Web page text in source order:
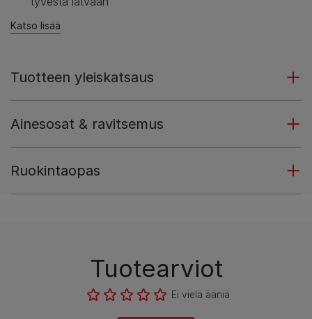
Katso lisää
Tuotteen yleiskatsaus
Ainesosat & ravitsemus
Ruokintaopas
Tuotearviot
Ei vielä ääniä